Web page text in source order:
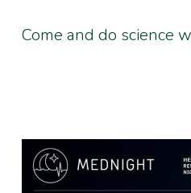
Come and do science